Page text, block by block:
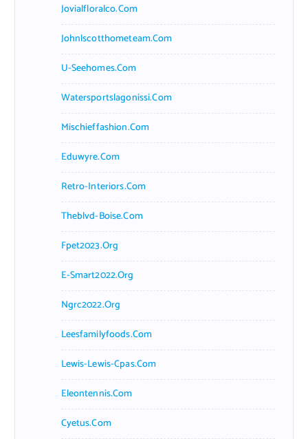
Jovialfloralco.com
Johnlscotthometeam.com
U-Seehomes.com
Watersportslagonissi.com
Mischieffashion.com
Eduwyre.com
Retro-Interiors.com
Theblvd-Boise.com
Fpet2023.org
E-Smart2022.org
Ngrc2022.org
Leesfamilyfoods.com
Lewis-Lewis-Cpas.com
Eleontennis.com
Cyetus.com